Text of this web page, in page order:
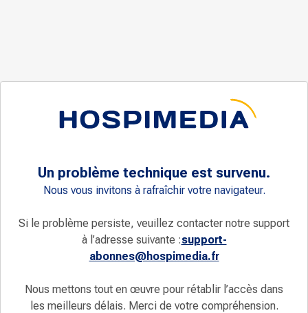
Un problème technique est survenu.
Nous vous invitons à rafraîchir votre navigateur.
Si le problème persiste, veuillez contacter notre support
à l’adresse suivante :support-
abonnes@hospimedia.fr
Nous mettons tout en œuvre pour rétablir l’accès dans
les meilleurs délais. Merci de votre compréhension.